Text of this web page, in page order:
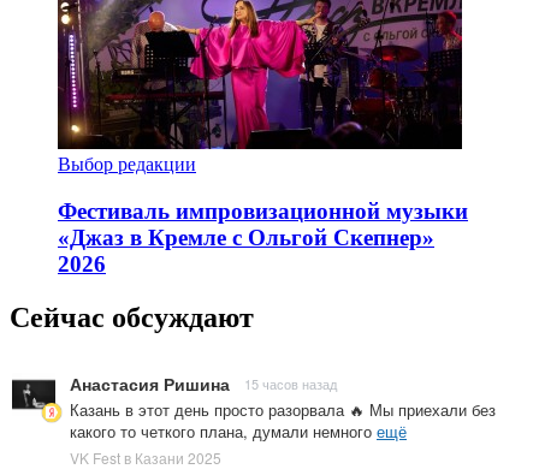
Выбор редакции
Фестиваль импровизационной музыки
«Джаз в Кремле с Ольгой Скепнер»
2026
Сейчас обсуждают
Анастасия Ришина 15 часов назад
Казань в этот день просто разорвала 🔥 Мы приехали без
какого то четкого плана, думали немного ещё
VK Fest в Казани 2025